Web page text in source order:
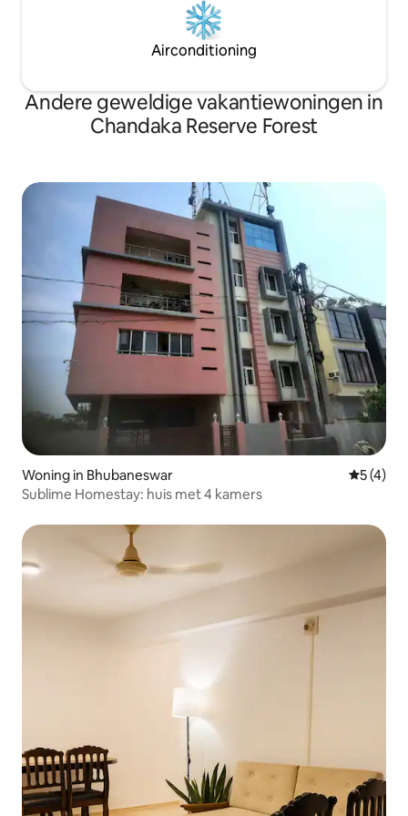
Airconditioning
Andere geweldige vakantiewoningen in
Chandaka Reserve Forest
Woning in Bhubaneswar
5 (4)
Sublime Homestay: huis met 4 kamers